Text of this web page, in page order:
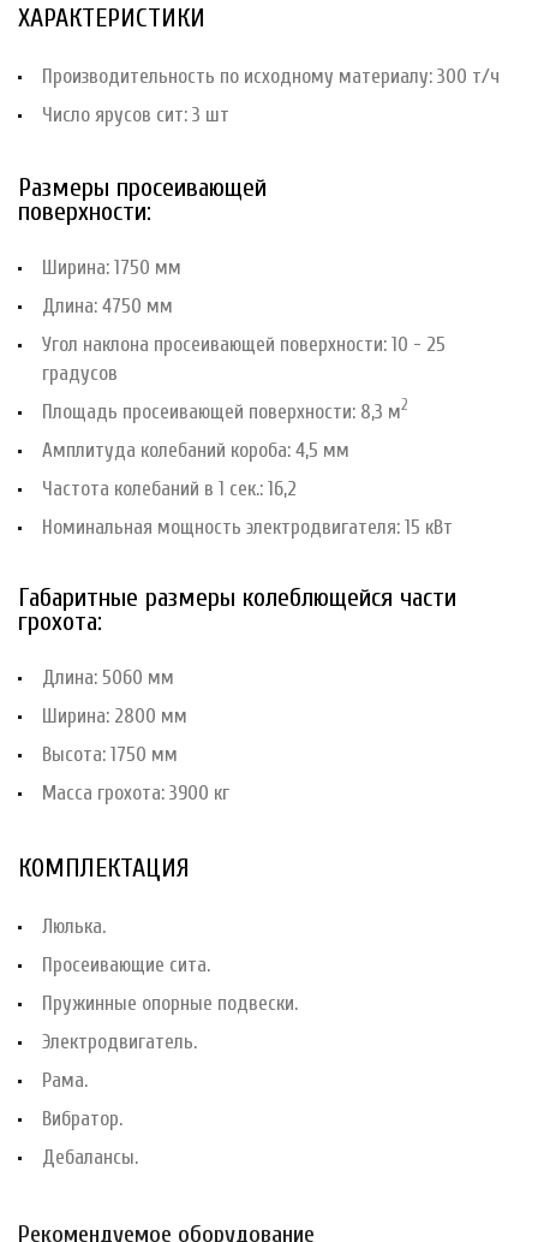
ХАРАКТЕРИСТИКИ
Производительность по исходному материалу: 300 т/ч
Число ярусов сит: 3 шт
Размеры просеивающей
Ширина: 1750 мм
Длина: 4750 мм
Угол наклона просеивающей поверхности: 10 - 25
градусов
Площадь просеивающей поверхности: 8,3 м2
Амплитуда колебаний короба: 4,5 мм
Частота колебаний в 1 сек.: 16,2
Номинальная мощность электродвигателя: 15 кВт
Габаритные размеры колеблющейся части
грохота:
Длина: 5060 мм
Ширина: 2800 мм
Высота: 1750 мм
Масса грохота: 3900 кг
КОМПЛЕКТАЦИЯ
Люлька.
Просеивающие сита.
Пружинные опорные подвески.
Электродвигатель.
Рама.
Вибратор.
Дебалансы.
Рекомендуемое оборудование